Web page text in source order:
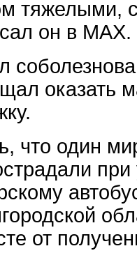
тяжелыми,
он в МАХ.
оказать
что один
при
от